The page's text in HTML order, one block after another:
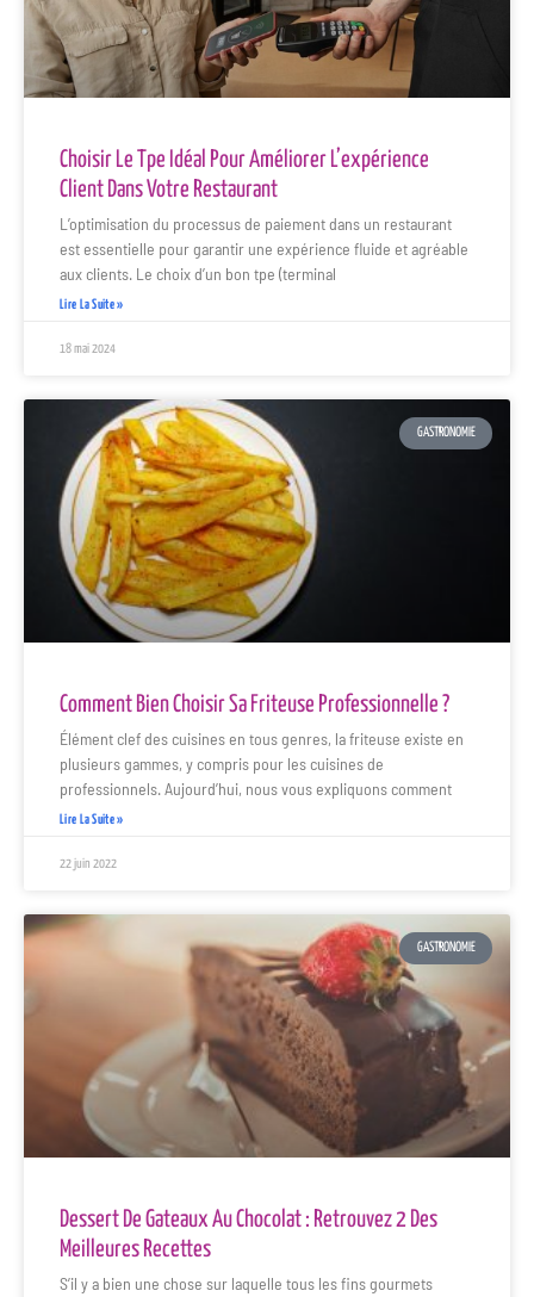
Choisir Le Tpe Idéal Pour Améliorer L’expérience
Client Dans Votre Restaurant
L’optimisation du processus de paiement dans un restaurant
est essentielle pour garantir une expérience fluide et agréable
aux clients. Le choix d’un bon tpe (terminal
Lire La Suite »
18 mai 2024
GASTRONOMIE
Comment Bien Choisir Sa Friteuse Professionnelle ?
Élément clef des cuisines en tous genres, la friteuse existe en
plusieurs gammes, y compris pour les cuisines de
professionnels. Aujourd’hui, nous vous expliquons comment
Lire La Suite »
22 juin 2022
GASTRONOMIE
Dessert De Gateaux Au Chocolat : Retrouvez 2 Des
Meilleures Recettes
S’il y a bien une chose sur laquelle tous les fins gourmets